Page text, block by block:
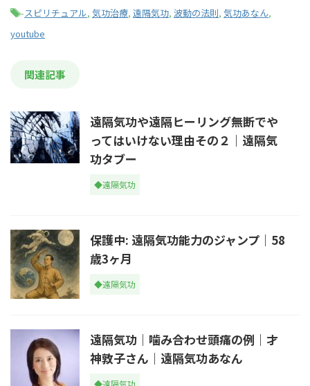
-スピリチュアル, 気功治療, 遠隔気功, 波動の法則, 気功あなん,
youtube
関連記事
遠隔気功や遠隔ヒーリング無断でや
ってはいけない理由その２｜遠隔気
功タブー
◆遠隔気功
保護中: 遠隔気功能力のジャンプ｜58
歳3ヶ月
◆遠隔気功
遠隔気功｜噛み合わせ頭痛の例｜才
神敦子さん｜遠隔気功あなん